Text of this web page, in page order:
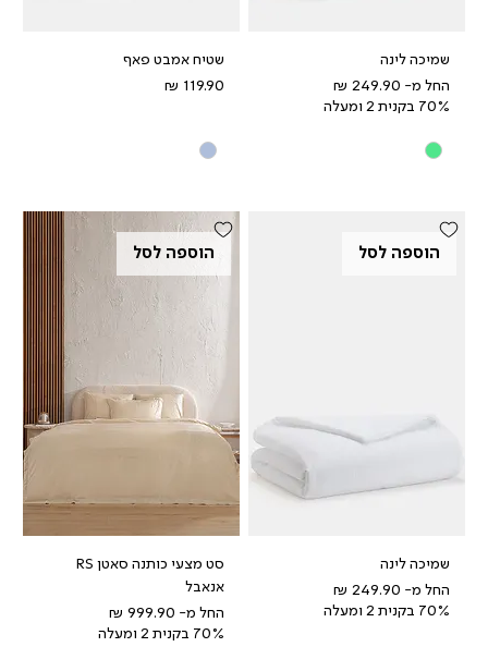
שמיכה לינה
החל מ-
מחיר מבצע
70% בקנית 2 ומעלה
שטיח אמבט פאף
מחיר
הוספה לסל
שמיכה לינה
החל מ-
מחיר מבצע
70% בקנית 2 ומעלה
הוספה לסל
סט מצעי כותנה סאטן RS
אנאבל
החל מ-
מחיר מבצע
70% בקנית 2 ומעלה